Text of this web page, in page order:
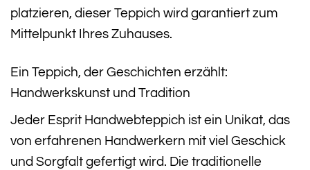
platzieren, dieser Teppich wird garantiert zum
Mittelpunkt Ihres Zuhauses.
Ein Teppich, der Geschichten erzählt:
Handwerkskunst und Tradition
Jeder Esprit Handwebteppich ist ein Unikat, das
von erfahrenen Handwerkern mit viel Geschick
und Sorgfalt gefertigt wird. Die traditionelle